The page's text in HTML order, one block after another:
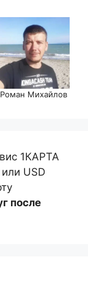
Роман Михайлов
1КАРТА
USD
после